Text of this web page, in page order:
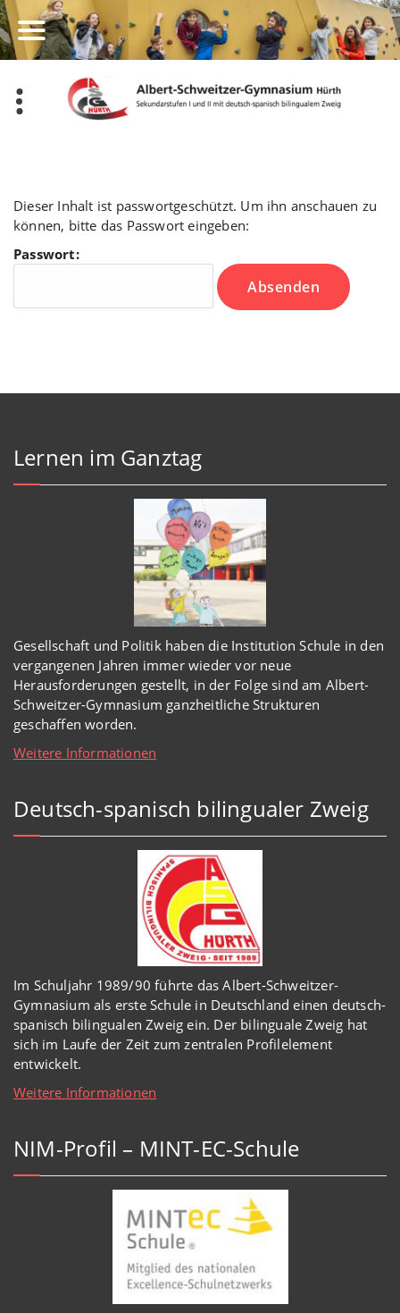
Zum
Inhalt
springen
Dieser Inhalt ist passwortgeschützt. Um ihn anschauen zu
können, bitte das Passwort eingeben:
Passwort:
Lernen im Ganztag
Gesellschaft und Politik haben die Institution Schule in den
vergangenen Jahren immer wiedervor neue
Herausforderungen gestellt, in der Folge sind am Albert-
Schweitzer-Gymnasium ganzheitliche Strukturen
geschaffen worden.
Weitere Informationen
Deutsch-spanisch bilingualer Zweig
Im Schuljahr 1989/90 führte das Albert-Schweitzer-
Gymnasium als erste Schule in Deutschland einen deutsch-
spanisch bilingualen Zweig ein. Der bilinguale Zweig hat
sich im Laufe der Zeit zum zentralen Profilelement
entwickelt.
Weitere Informationen
NIM-Profil – MINT-EC-Schule